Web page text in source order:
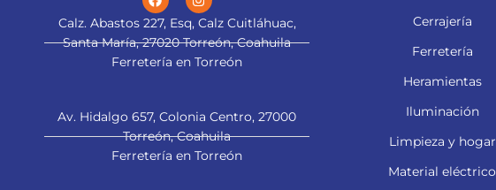
Calz. Abastos 227, Esq, Calz Cuitláhuac,
Santa María, 27020 Torreón, Coahuila
Ferretería en Torreón
Av. Hidalgo 657, Colonia Centro, 27000
Torreón, Coahuila
Ferretería en Torreón
Cerrajería
Ferretería
Heramientas
Iluminación
Limpieza y hogar
Material eléctrico